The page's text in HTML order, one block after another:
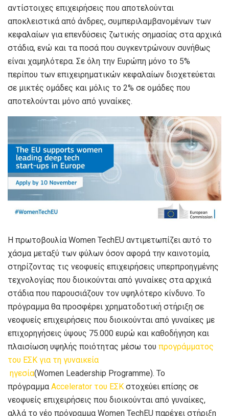
αντίστοιχες επιχειρήσεις που αποτελούνται
αποκλειστικά από άνδρες, συμπεριλαμβανομένων των
κεφαλαίων για επενδύσεις ζωτικής σημασίας στα αρχικά
στάδια, ενώ και τα ποσά που συγκεντρώνουν συνήθως
είναι χαμηλότερα. Σε όλη την Ευρώπη μόνο το 5%
περίπου των επιχειρηματικών κεφαλαίων διοχετεύεται
σε μικτές ομάδες και μόλις το 2% σε ομάδες που
αποτελούνται μόνο από γυναίκες.
Η πρωτοβουλία Women TechEU αντιμετωπίζει αυτό το
χάσμα μεταξύ των φύλων όσον αφορά την καινοτομία,
στηρίζοντας τις νεοφυείς επιχειρήσεις υπερπροηγμένης
τεχνολογίας που διοικούνται από γυναίκες στα αρχικά
στάδια που παρουσιάζουν τον υψηλότερο κίνδυνο. Το
πρόγραμμα θα προσφέρει χρηματοδοτική στήριξη σε
νεοφυείς επιχειρήσεις που διοικούνται από γυναίκες με
επιχορηγήσεις ύψους 75.000 ευρώ και καθοδήγηση και
πλαισίωση υψηλής ποιότητας μέσω του προγράμματος
του ΕΣΚ για τη γυναικεία
ηγεσία(Women Leadership Programme). Το
πρόγραμμα Accelerator του ΕΣΚ στοχεύει επίσης σε
νεοφυείς επιχειρήσεις που διοικούνται από γυναίκες,
αλλά το νέο πρόγραμμα Women TechEU παρέχει στήριξη